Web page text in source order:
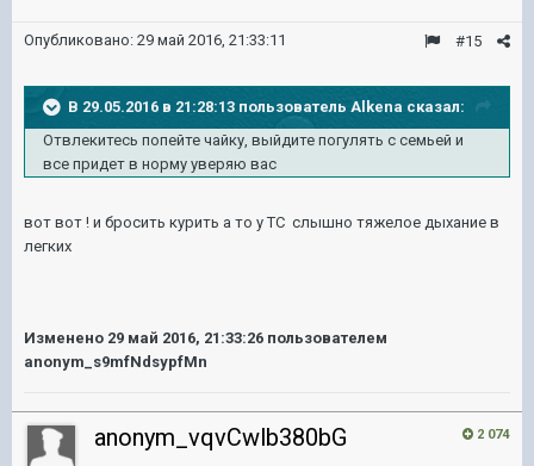
#15
Опубликовано: 29 май 2016, 21:33:11
В 29.05.2016 в 21:28:13 пользователь Alkena сказал:
Отвлекитесь попейте чайку, выйдите погулять с семьей и
все придет в норму уверяю вас
вот вот ! и бросить курить а то у ТС слышно тяжелое дыхание в
легких
Изменено 29 май 2016, 21:33:26 пользователем
anonym_s9mfNdsypfMn
2 074
anonym_vqvCwlb380bG